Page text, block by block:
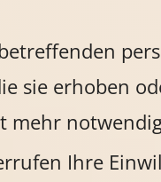
sie erhoben
mehr
Ihre